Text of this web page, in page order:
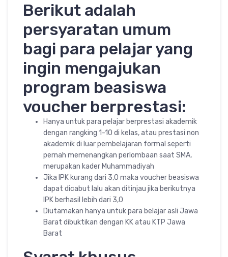
Berikut adalah
persyaratan umum
bagi para pelajar yang
ingin mengajukan
program beasiswa
voucher berprestasi:
Hanya untuk para pelajar berprestasi akademik
dengan rangking 1-10 di kelas, atau prestasi non
akademik di luar pembelajaran formal seperti
pernah memenangkan perlombaan saat SMA,
merupakan kader Muhammadiyah
Jika IPK kurang dari 3,0 maka voucher beasiswa
dapat dicabut lalu akan ditinjau jika berikutnya
IPK berhasil lebih dari 3,0
Diutamakan hanya untuk para belajar asli Jawa
Barat dibuktikan dengan KK atau KTP Jawa
Barat